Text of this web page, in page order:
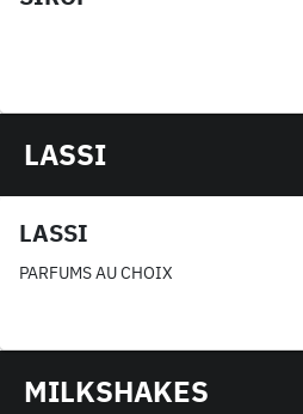
LASSI
LASSI
PARFUMS AU CHOIX
MILKSHAKES